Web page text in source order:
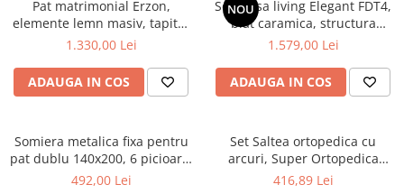
Mese gradinita
Scaune gradinita
Set mese si scaune gradinita
Mobilier copii
Scaune birou pentru copii
Saltele patuturi copii
Pat matrimonial Erzon,
elemente lemn masiv, tapitat
cu stofa, cu somiera,140x200
1.330,00 Lei
ADAUGA IN COS
NOU
Set masa living Elegant FDT4,
blat caramica, structura
metalica, 140x80x75 cm,
FDC2, tapiterie catifea, 90 kg,
bej
1.579,00 Lei
ADAUGA IN COS
Somiera metalica fixa pentru
pat dublu 140x200, 6 picioare,
32 lamele lemn fag, benzi
492,00 Lei
Set Saltea ortopedica cu
arcuri, Super Ortopedica
Sofia, 90x200x20cm, fermitate
416,89 Lei